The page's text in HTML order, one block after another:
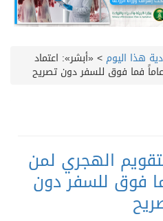
هذا اليوم >«أبشر»: اعتماد
الهجري لمن
فما فوق للسفر دون